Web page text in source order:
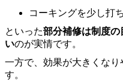
コーキングを少し打
といった部分補修は制度
いのが実情です。
一方で、効果が大きくな
す。